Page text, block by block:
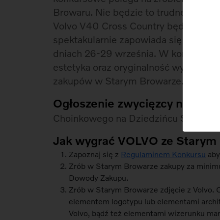
Browaru. Nie będzie to trudne,
Volvo V40 Cross Country będzie tu
spektakularnie zapowiada się
dniach 26-29 września. W konkursie
estetyka oraz oryginalność wykonania
zakupów w Starym Browarze.
Ogłoszenie zwycięzcy
Choinkowego na Dziedzińcu Sztuki w
Jak wygrać VOLVO ze
Zapoznaj się z Regulaminem Konkursu
Zrób w Starym Browarze zakupy za
Dowody Zakupu.
Zrób w Starym Browarze zdjęcie z Volvo.
elementem logotypu lub elementami
Volvo, bądź też elementami wizerunku